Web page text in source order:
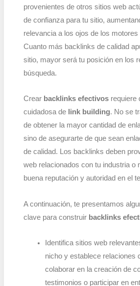
provenientes de otros sitios web
de confianza para tu sitio,
relevancia a los ojos de los motores
Cuanto más backlinks de calidad
sitio, mayor será tu posición en los
búsqueda.
Crear backlinks efectivosrequiere
cuidadosa de link building. No se
de obtener la mayor cantidad de
sino de asegurarte de que sean
de calidad. Los backlinks deben
web relacionados con tu industria o
buena reputación y autoridad en el
A continuación, te presentamos
clave para construir backlinks
Identifica sitios web
nicho y establece relaciones
colaborar en la creación de
testimonios o participar en